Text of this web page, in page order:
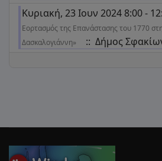
Κυριακή, 23 Ιουν 2024 8:00 -
Εορτασμός της Επανάστασης του 1770
Δασκαλογιάννη»
:: Δήμος